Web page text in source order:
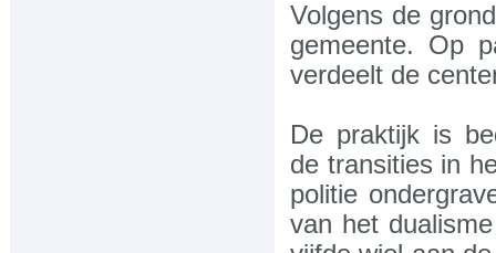
Volgens de
gemeente. Op
verdeelt de
De praktijk is
de transities in
politie
van het